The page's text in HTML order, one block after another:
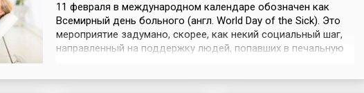
11 февраля в международном календаре обозначен как
Всемирный день больного (англ. World Day of the Sick). Это
мероприятие задумано, скорее, как некий социальный шаг,
направленный на поддержку людей, попавших в печальную